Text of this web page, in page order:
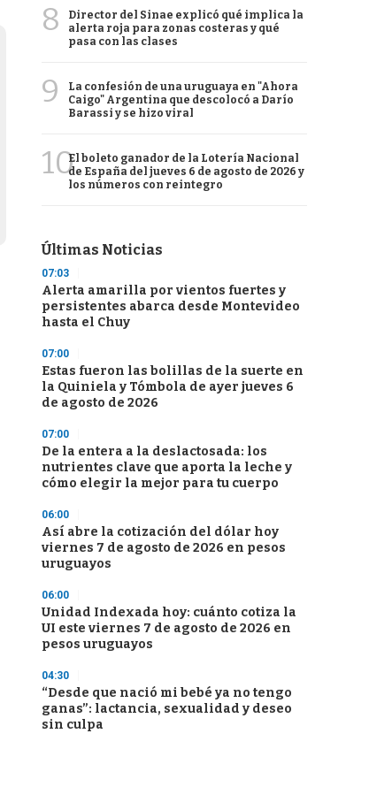
8
Director del Sinae explicó qué implica la
alerta roja para zonas costeras y qué
pasa con las clases
9
La confesión de una uruguaya en "Ahora
Caigo" Argentina que descolocó a Darío
Barassi y se hizo viral
10El boleto ganador de la Lotería Nacional
de España del jueves 6 de agosto de 2026 y
los números con reintegro
Últimas Noticias
07:03
Alerta amarilla por vientos fuertes y
persistentes abarca desde Montevideo
hasta el Chuy
07:00
Estas fueron las bolillas de la suerte en
la Quiniela y Tómbola de ayer jueves 6
de agosto de 2026
07:00
De la entera a la deslactosada: los
nutrientes clave que aporta la leche y
cómo elegir la mejor para tu cuerpo
06:00
Así abre la cotización del dólar hoy
viernes 7 de agosto de 2026 en pesos
uruguayos
06:00
Unidad Indexada hoy: cuánto cotiza la
UI este viernes 7 de agosto de 2026 en
pesos uruguayos
04:30
“Desde que nació mi bebé ya no tengo
ganas”: lactancia, sexualidad y deseo
sin culpa